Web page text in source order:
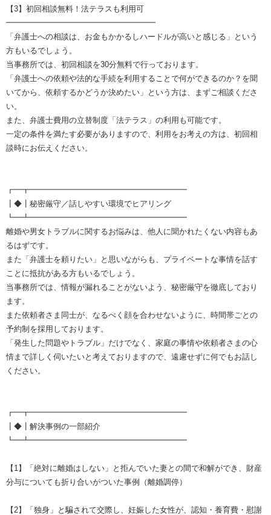
【3】初回相談無料！法テラスも利用可
━━━━━━━━━━━━━━━━━━━
「弁護士への相談は、お金もかかるしハードルが高いと感じる」という
方もいるでしょう。
当事務所では、初回相談を30分無料で行っております。
「弁護士への依頼や法的な手続を利用することで何ができるのか？を聞
いてから、依頼するかどうか決めたい」という方は、まずご相談くださ
い。
また、弁護士費用の立替制度「法テラス」の利用も可能です。
一定の条件を満たす必要がありますので、利用をお考えの方は、初回相
談時にお伝えください。
┏━┳━━━━━━━━━━━━━━━━━━━━
┃◆┃秘密厳守／話しやすい環境でヒアリング
┗━┻━━━━━━━━━━━━━━━━━━━━
離婚や男女トラブルに関するお悩みは、他人に聞かれたくない内容もあ
るはずです。
また「弁護士を頼りたい」と思いながらも、プライベートな事情を話す
ことに抵抗がある方もいるでしょう。
当事務所では、情報が漏れることがないよう、秘密厳守を徹底しており
ます。
また依頼者さま同士が、なるべく顔を合わせないように、時間帯ごとの
予約制を採用しております。
「発生した問題やトラブル」だけでなく、家庭の事情や依頼者さまの心
情まで詳しく伺いたいと考えておりますので、遠慮せずに何でもお話し
ください。
┏━┳━━━━━━━━━━━━━━━━━━━━
┃◆┃解決事例の一部紹介
┗━┻━━━━━━━━━━━━━━━━━━━━
【1】「絶対に離婚はしない」と拒んでいた妻との間で和解ができ、財産
分与についても折り合いがついた事例（離婚調停）
【2】「独身」と騙されて交際し、妊娠した女性が、認知・養育費・慰謝